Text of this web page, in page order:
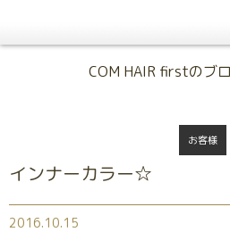
COM HAIR firstのブ
お客様
インナーカラー☆
2016.10.15